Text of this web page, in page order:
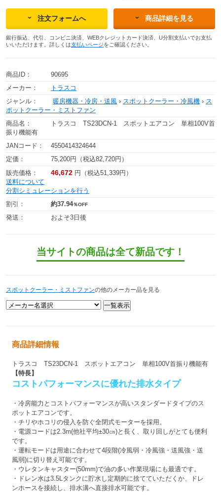
注文フォームへ 商品詳細を見る
銀行振込、代引、コンビニ決済、WEBクレジットカード決済、U分割支払いでお支払
いいただけます。詳しくは支払いページをご確認ください。
商品ID：
90695
メーカー：
トラスコ
ジャンル：
暖房機器・冷房・送風 › スポットクーラー・冷風機 › ス
ポットクーラー・ミストファン
商品名：
トラスコ TS23DCN-1 スポットエアコン 単相100V首
振り機能有
JANコード：
4550414324644
定価：
75,200円（税込82,720円）
販売価格：
46,672 円（税込51,339円）
送料について
分割シミュレーションを行う
割引：
約37.94％OFF
発送： およそ3日後
当サイトの商品は全て新品です！
スポットクーラー・ミストファンの他のメーカー品を見る
商品詳細情報
トラスコ TS23DCN-1 スポットエアコン 単相100V首振り機能有
【特長】
コストパフォーマンスに優れた排水タイプ
・冷房能力とコストパフォーマンスが高いスタンダードタイプのス
ポットエアコンです。
・チリやホコリの侵入を防ぐ全閉式モーターを採用。
・電源コードは2.3m(他社平均±30㎝)と長く、取り回しがとても便利
です。
・運転モードは用途に合わせて4段階(冷風弱・冷風強・送風強・送
風弱)に切り替え可能です。
・ウレタンキャスター(50mm)で油の多い作業現場にも最適です。
・ドレン水は3.5Lタンクに貯水し定期的に捨てていただくか、ドレ
ンホースを接続し、排水溝へ直接排水可能です。